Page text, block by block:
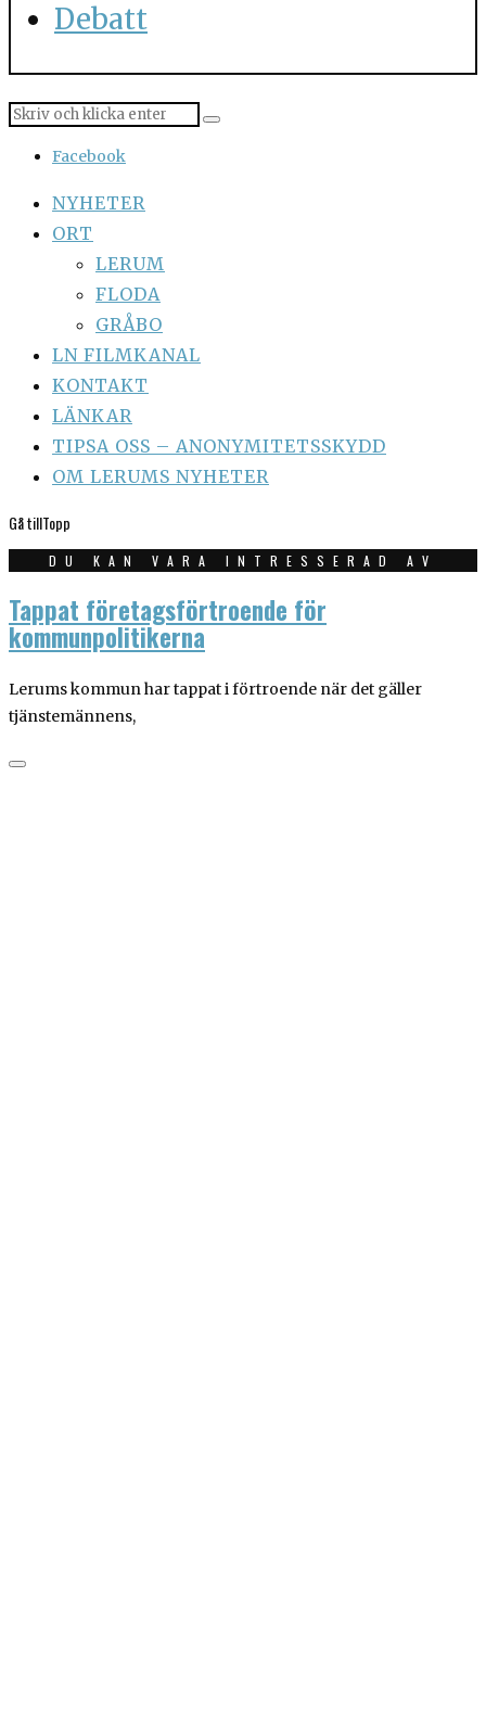
Debatt
Facebook
NYHETER
ORT
LERUM
FLODA
GRÅBO
LN FILMKANAL
KONTAKT
LÄNKAR
TIPSA OSS – ANONYMITETSSKYDD
OM LERUMS NYHETER
Gå tillTopp
DU KAN VARA INTRESSERAD AV
Tappat företagsförtroende för
kommunpolitikerna
Lerums kommun har tappat i förtroende när det gäller
tjänstemännens,